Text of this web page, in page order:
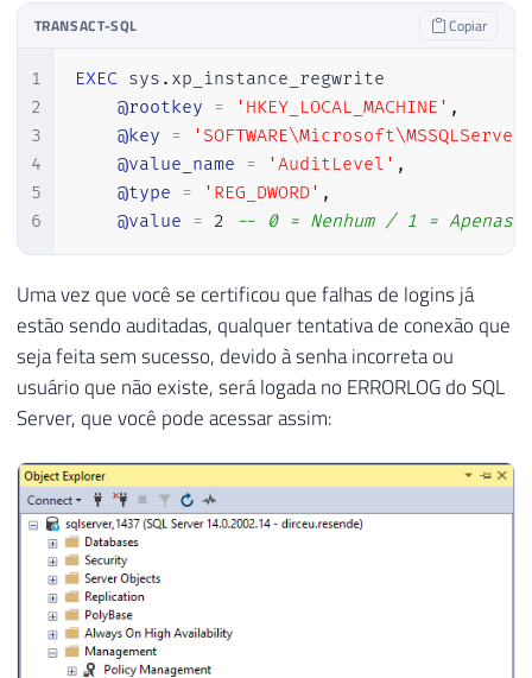
TRANSACT-SQL Copiar
1
2
3
4
5
6
EXEC sys . xp_instance_regwrite
@rootkey = 'HKEY_LOCAL_MACHINE' ,
@key =
@value_name = 'AuditLevel' ,
@type = 'REG_DWORD' ,
@value = 2 -- 0 = Nenhum / 1 =
Uma vez que você se certificou que falhas de logins já
estão sendo auditadas, qualquer tentativa de conexão que
seja feita sem sucesso, devido à senha incorreta ou
usuário que não existe, será logada no ERRORLOG do SQL
Server, que você pode acessar assim: